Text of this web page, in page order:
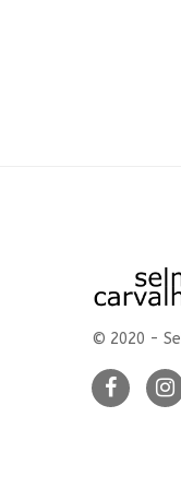
© 2020 -